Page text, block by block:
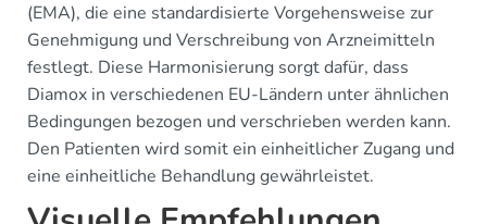
(EMA), die eine standardisierte Vorgehensweise zur
Genehmigung und Verschreibung von Arzneimitteln
festlegt. Diese Harmonisierung sorgt dafür, dass
Diamox in verschiedenen EU-Ländern unter ähnlichen
Bedingungen bezogen und verschrieben werden kann.
Den Patienten wird somit ein einheitlicher Zugang und
eine einheitliche Behandlung gewährleistet.